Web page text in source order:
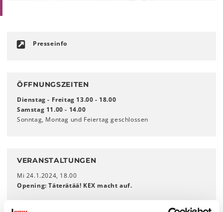
Presseinfo
ÖFFNUNGSZEITEN
Dienstag - Freitag 13.00 - 18.00
Samstag 11.00 - 14.00
Sonntag, Montag und Feiertag geschlossen
VERANSTALTUNGEN
Mi 24.1.2024, 18.00
Opening: Täterätää! KEX macht auf.